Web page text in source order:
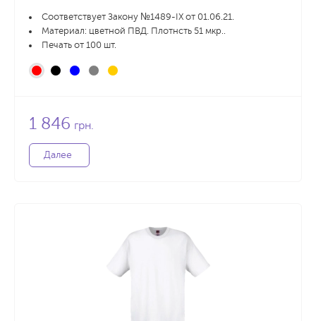
Соответствует Закону №1489-IX от 01.06.21.
Материал: цветной ПВД. Плотнсть 51 мкр..
Печать от 100 шт.
1 846 грн.
Далее